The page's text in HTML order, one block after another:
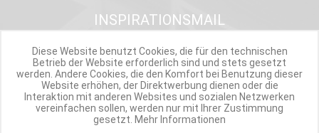
INSPIRATIONSMAIL
TOP INFORMIERT
ANGEBOTE
Werde Teil der Miweba Community!
Diese Website benutzt Cookies, die für den technischen
Betrieb der Website erforderlich sind und stets gesetzt
werden. Andere Cookies, die den Komfort bei Benutzung dieser
Website erhöhen, der Direktwerbung dienen oder die
Interaktion mit anderen Websites und sozialen Netzwerken
vereinfachen sollen, werden nur mit Ihrer Zustimmung
gesetzt. Mehr Informationen